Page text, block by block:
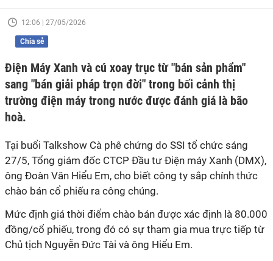
12:06 | 27/05/2026
Chia sẻ
Điện Máy Xanh và cú xoay trục từ "bán sản phẩm"
sang "bán giải pháp trọn đời" trong bối cảnh thị
trường điện máy trong nước được đánh giá là bão
hoà.
Tại buổi Talkshow Cà phê chứng do SSI tổ chức sáng
27/5, Tổng giám đốc CTCP Đầu tư Điện máy Xanh (DMX),
ông Đoàn Văn Hiểu Em, cho biết công ty sắp chính thức
chào bán cổ phiếu ra công chúng.
Mức định giá thời điểm chào bán được xác định là 80.000
đồng/cổ phiếu, trong đó có sự tham gia mua trực tiếp từ
Chủ tịch Nguyễn Đức Tài và ông Hiểu Em.